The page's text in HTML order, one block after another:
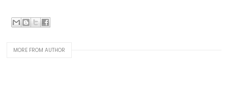
MORE FROM AUTHOR